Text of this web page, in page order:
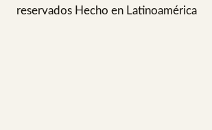
reservados Hecho en Latinoamérica